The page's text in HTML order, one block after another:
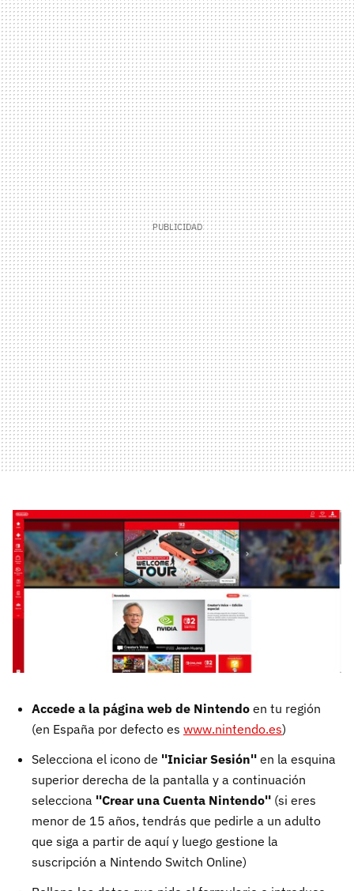
Accede a la página web de Nintendo en tu región
(en España por defecto es www.nintendo.es)
Selecciona el icono de ''Iniciar Sesión'' en la esquina
superior derecha de la pantalla y a continuación
selecciona ''Crear una Cuenta Nintendo'' (si eres
menor de 15 años, tendrás que pedirle a un adulto
que siga a partir de aquí y luego gestione la
suscripción a Nintendo Switch Online)